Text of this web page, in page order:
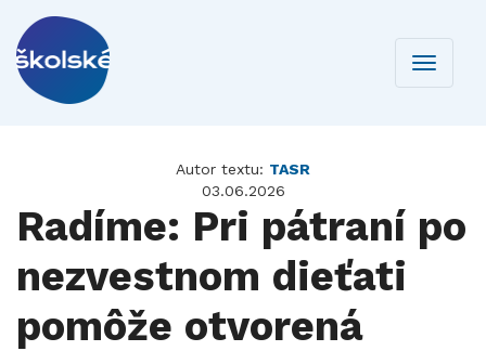
Toggle
Autor textu: TASR
03.06.2026
Radíme: Pri pátraní po
nezvestnom dieťati
pomôže otvorená